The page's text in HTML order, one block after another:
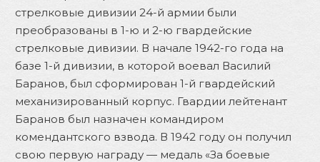
стрелковые дивизии 24-й армии были
преобразованы в 1-ю и 2-ю гвардейские
стрелковые дивизии. В начале 1942-го года на
базе 1-й дивизии, в которой воевал Василий
Баранов, был сформирован 1-й гвардейский
механизированный корпус. Гвардии лейтенант
Баранов был назначен командиром
комендантского взвода. В 1942 году он получил
свою первую награду — медаль «За боевые